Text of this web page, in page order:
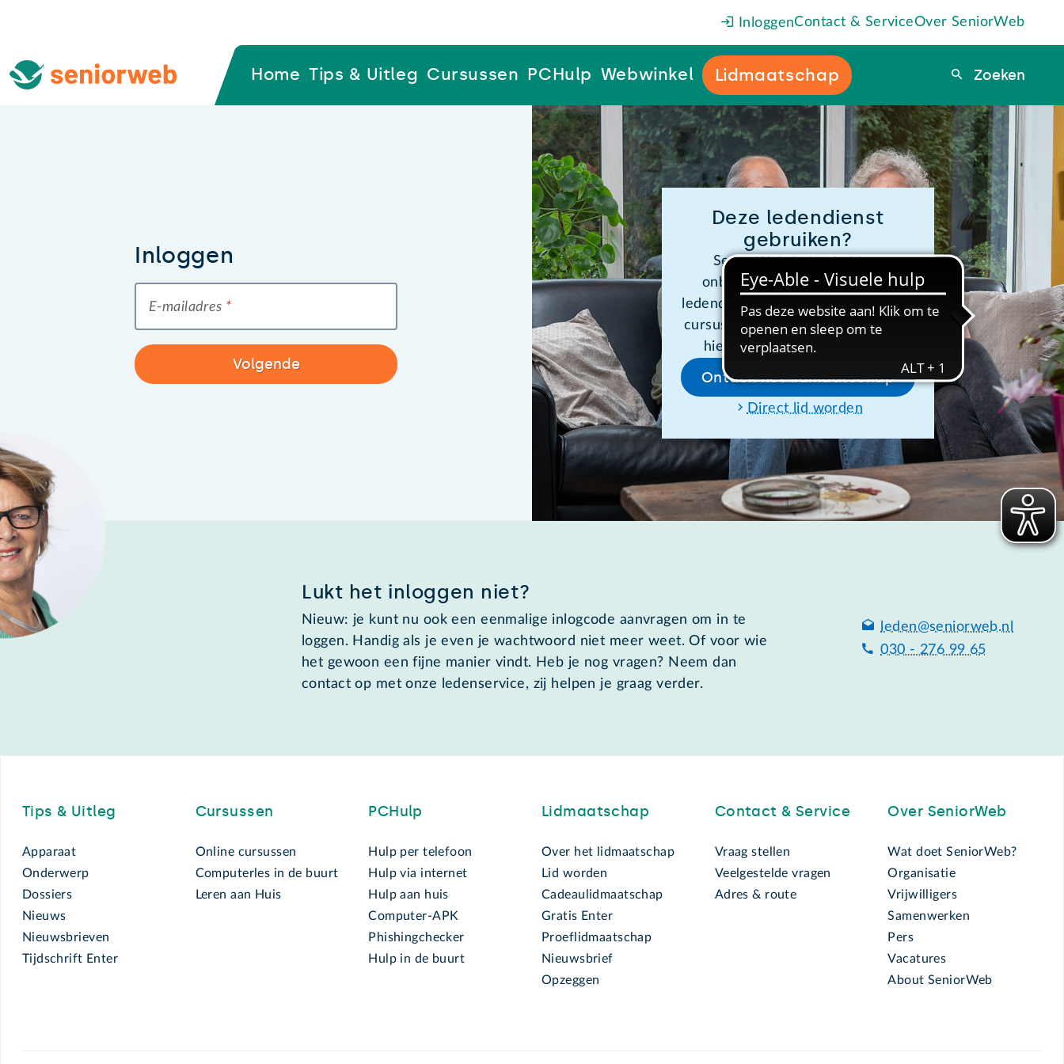
InloggenContact & ServiceOver SeniorWeb
Home Tips & Uitleg Cursussen PCHulp Webwinkel Lidmaatschap Zoeken
Zoeken
Inloggen
E-mailadres *
Volgende
Deze ledendienst
gebruiken?
SeniorWeb-leden hebben
onbeperkt toegang tot online
ledendiensten zoals PCHulp, online
cursussen en de webwinkel. Wil je
hier ook gebruik van maken?
Ontdek het lidmaatschap
Direct lid worden
Lukt het inloggen niet?
Nieuw: je kunt nu ook een eenmalige inlogcode aanvragen om in te
loggen. Handig als je even je wachtwoord niet meer weet. Of voor wie
het gewoon een fijne manier vindt. Heb je nog vragen? Neem dan
contact op met onze ledenservice, zij helpen je graag verder.
leden@seniorweb.nl
030 - 276 99 65
Tips & Uitleg
Apparaat
Onderwerp
Dossiers
Nieuws
Nieuwsbrieven
Tijdschrift Enter
Cursussen
Online cursussen
Computerles in de buurt
Leren aan Huis
PCHulp
Hulp per telefoon
Hulp via internet
Hulp aan huis
Computer-APK
Phishingchecker
Hulp in de buurt
Lidmaatschap
Over het lidmaatschap
Lid worden
Cadeaulidmaatschap
Gratis Enter
Proeflidmaatschap
Nieuwsbrief
Opzeggen
Contact & Service
Vraag stellen
Veelgestelde vragen
Adres & route
Over SeniorWeb
Wat doet SeniorWeb?
Organisatie
Vrijwilligers
Samenwerken
Pers
Vacatures
About SeniorWeb